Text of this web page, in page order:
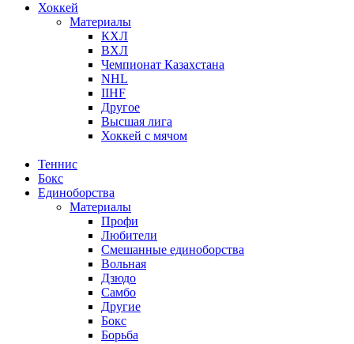
Хоккей
Материалы
КХЛ
ВХЛ
Чемпионат Казахстана
NHL
IIHF
Другое
Высшая лига
Хоккей с мячом
Теннис
Бокс
Единоборства
Материалы
Профи
Любители
Смешанные единоборства
Вольная
Дзюдо
Самбо
Другие
Бокс
Борьба